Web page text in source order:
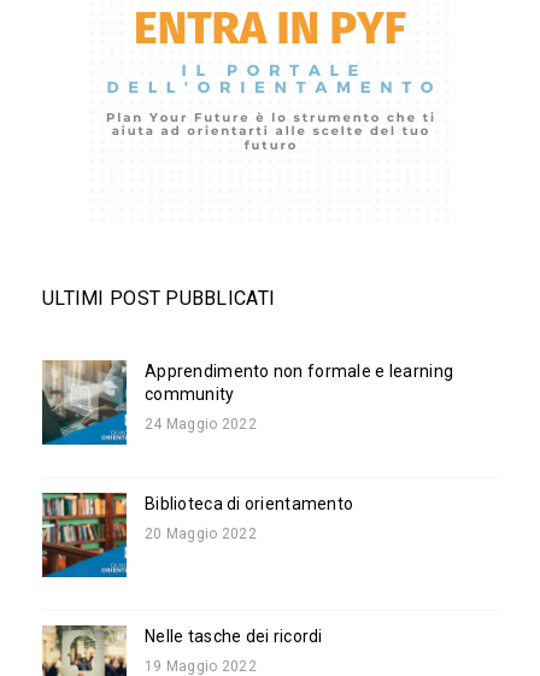
ULTIMI POST PUBBLICATI
Apprendimento non formale e learning
community
24 Maggio 2022
Biblioteca di orientamento
20 Maggio 2022
Nelle tasche dei ricordi
19 Maggio 2022